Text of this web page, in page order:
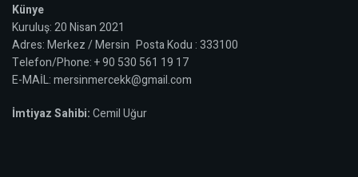
Künye
Kuruluş: 20 Nisan 2021
Adres: Merkez / Mersin Posta Kodu : 333100
Telefon/Phone: + 90 530 561 19 17
E-MAİL: mersinmercekk@gmail.com
İmtiyaz Sahibi:Cemil Uğur